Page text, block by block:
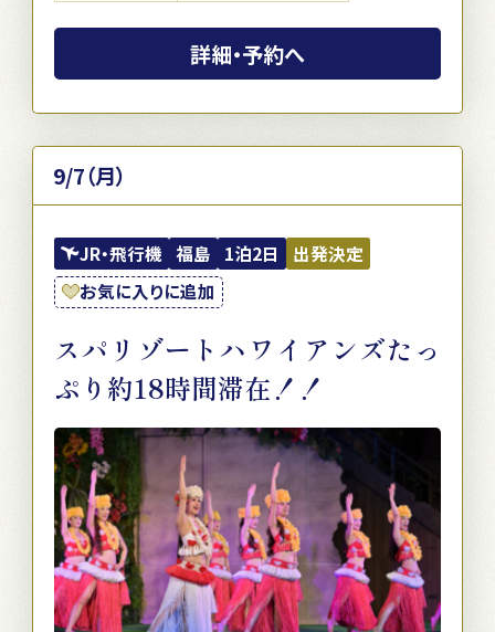
詳細・予約へ
9/7（月）
JR・飛行機 福島 1泊2日
出発決定
お気に入りに追加
スパリゾートハワイアンズたっ
ぷり約18時間滞在！！